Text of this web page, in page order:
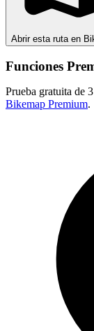
Abrir esta ruta en
Funciones
Prueba gratuita de
Bikemap Premium.